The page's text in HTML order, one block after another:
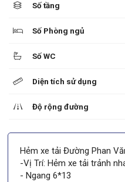
Số tầng
Số Phòng ngủ
Số WC
Diện tích sử dụng
Độ rộng đường
Hẻm xe tải Đường Phan
-Vị Trí: Hẻm xe tải trảnh
- Ngang 6*13